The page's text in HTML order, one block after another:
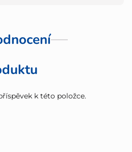
k této položce.